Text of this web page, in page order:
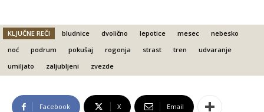
KLJUČNE REČI bludnice dvolično lepotice mesec
nebesko
noć
podrum pokušaj rogonja strast tren
udvaranje
umiljato
zaljubljeni zvezde
Facebook X Email